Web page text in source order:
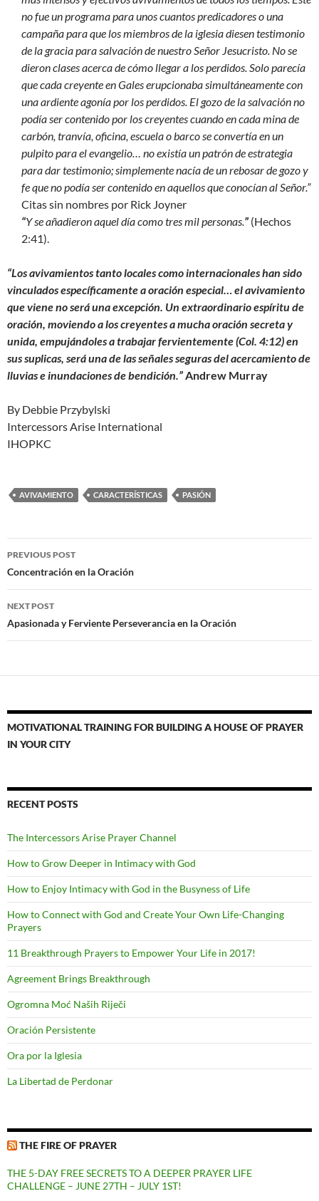
no fue un programa para unos cuantos predicadores o una
campaña para que los miembros de la iglesia diesen testimonio
de la gracia para salvación de nuestro Señor Jesucristo. No se
dieron clases acerca de cómo llegar a los perdidos. Solo parecía
que cada creyente en Gales erupcionaba simultáneamente con
una ardiente agonía por los perdidos. El gozo de la salvación no
podía ser contenido por los creyentes cuando en cada mina de
carbón, tranvía, oficina, escuela o barco se convertía en un
pulpito para el evangelio… no existía un patrón de estrategia
para dar testimonio; simplemente nacía de un rebosar de gozo y
fe que no podía ser contenido en aquellos que conocían al Señor.”
Citas sin nombres por Rick Joyner
“Y se añadieron aquel día como tres mil personas.” (Hechos
2:41).
“Los avivamientos tanto locales como internacionales han sido
vinculados específicamente a oración especial… el avivamiento
que viene no será una excepción. Un extraordinario espíritu de
oración, moviendo a los creyentes a mucha oración secreta y
unida, empujándoles a trabajar fervientemente (Col. 4:12) en
sus suplicas, será una de las señales seguras del acercamiento de
lluvias e inundaciones de bendición.”Andrew Murray
By Debbie Przybylski
Intercessors Arise International
IHOPKC
AVIVAMIENTO CARACTERÍSTICAS PASIÓN
Post
navigation
PREVIOUS POST
Concentración en la Oración
NEXT POST
Apasionada y Ferviente Perseverancia en la Oración
MOTIVATIONAL TRAINING FOR BUILDING A HOUSE OF PRAYER
IN YOUR CITY
RECENT POSTS
The Intercessors Arise Prayer Channel
How to Grow Deeper in Intimacy with God
How to Enjoy Intimacy with God in the Busyness of Life
How to Connect with God and Create Your Own Life-Changing
Prayers
11 Breakthrough Prayers to Empower Your Life in 2017!
Agreement Brings Breakthrough
Ogromna Moć Naših Riječi
Oración Persistente
Ora por la Iglesia
La Libertad de Perdonar
THE FIRE OF PRAYER
THE 5-DAY FREE SECRETS TO A DEEPER PRAYER LIFE
CHALLENGE – JUNE 27TH – JULY 1ST!